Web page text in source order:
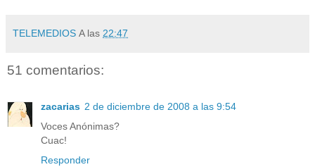
TELEMEDIOS A las 22:47
51 comentarios:
zacarias 2 de diciembre de 2008 a las 9:54
Voces Anónimas?
Cuac!
Responder